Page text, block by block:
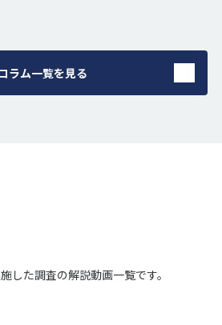
ラム一覧を見る
した調査の解説動画一覧です。